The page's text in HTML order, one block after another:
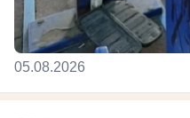
05.08.2026